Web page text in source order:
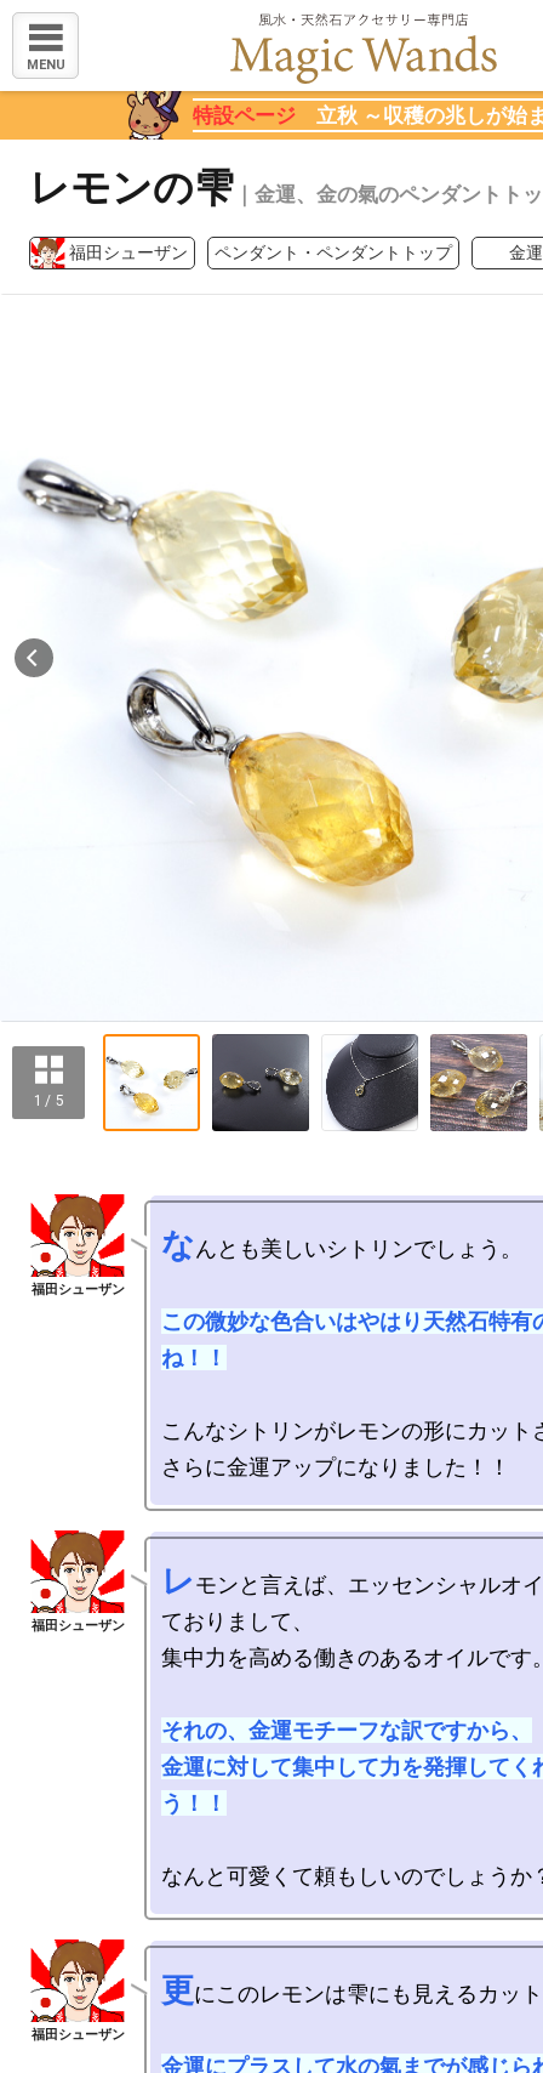
MENU
特設ページ立秋 ～収穫の兆しが始
レモンの雫 ｜金運、金の氣のペンダントト
福田シューザン ペンダント・ペンダントトップ 金運
1 / 5
なんとも美しいシトリンでしょう。
この微妙な色合いはやはり天然石特有
ね！！
こんなシトリンがレモンの形にカット
レモンと言えば、エッセンシャルオ
ておりまして、
集中力を高める働きのあるオイルです
それの、金運モチーフな訳ですから、
金運に対して集中して力を発揮してく
う！！
更にこのレモンは雫にも見えるカッ
金運にプラスして水の氣までが感じら